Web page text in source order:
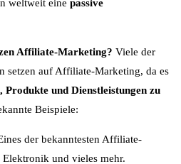
weltweit eine passive
Affiliate-Marketing? Viele der
setzen auf Affiliate-Marketing, da es
und Dienstleistungen zu
Beispiele:
der bekanntesten Affiliate-
und vieles mehr.